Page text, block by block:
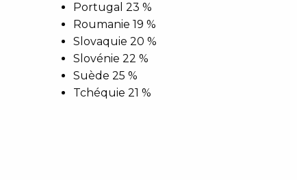
Portugal 23 %
Roumanie 19 %
Slovaquie 20 %
Slovénie 22 %
Suède 25 %
Tchéquie 21 %